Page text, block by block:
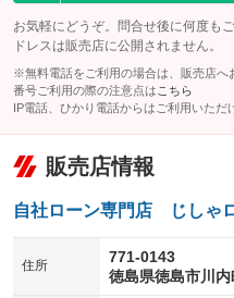
お気軽にどうぞ。問合せ後に何度も
ドレスは販売店に公開されません。
※無料電話をご利用の場合は、販売店へ
番号ご利用の際の注意点は こちら
IP電話、ひかり電話からはご利用いただ
販売店情報
自社ローン専門店 じしゃ
住所
771-0143
徳島県徳島市川